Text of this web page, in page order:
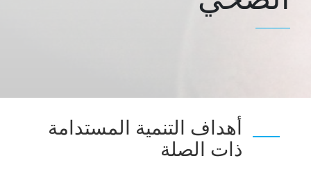
أهداف التنمية المستدامة
ذات الصلة